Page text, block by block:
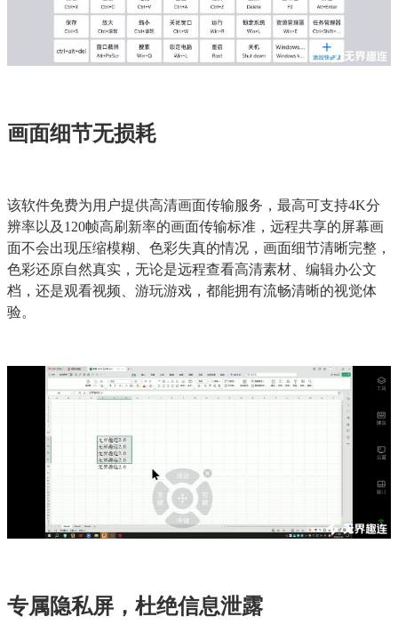
画面细节无损耗
该软件免费为用户提供高清画面传输服务，最高可支持4K分
辨率以及120帧高刷新率的画面传输标准，远程共享的屏幕画
面不会出现压缩模糊、色彩失真的情况，画面细节清晰完整，
色彩还原自然真实，无论是远程查看高清素材、编辑办公文
档，还是观看视频、游玩游戏，都能拥有流畅清晰的视觉体
验。
专属隐私屏，杜绝信息泄露